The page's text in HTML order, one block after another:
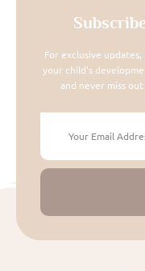
For exclusive
your child's
and never miss